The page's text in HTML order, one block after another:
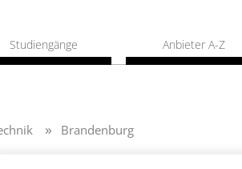
Brandenburg
Studiengänge Anbieter A-Z